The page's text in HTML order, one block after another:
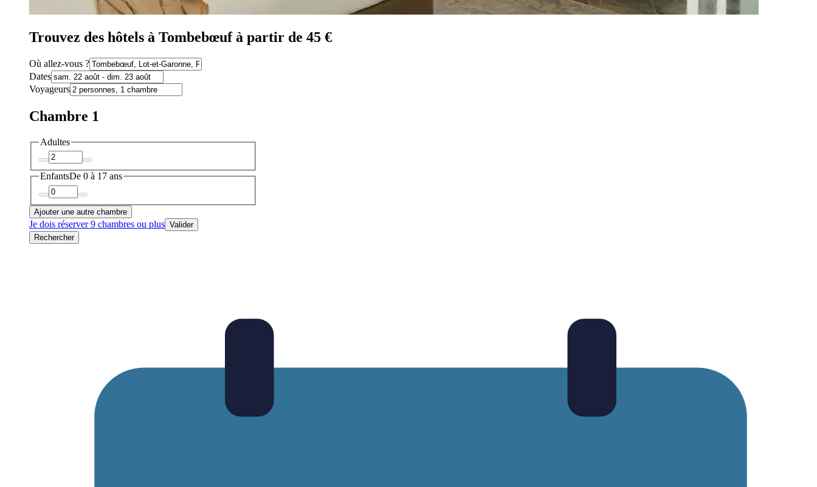
Trouvez des hôtels à Tombebœuf à partir de 45 €
Où allez-vous ?
Dates
Voyageurs
Chambre 1
Adultes
EnfantsDe 0 à 17 ans
Ajouter une autre chambre
Je dois réserver 9 chambres ou plus Valider
Rechercher